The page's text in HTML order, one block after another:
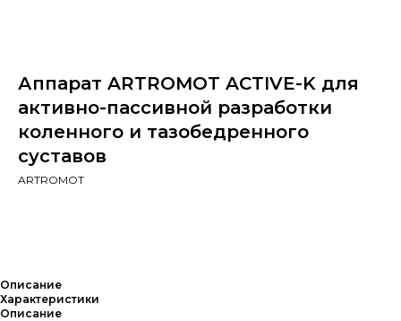
Аппарат ARTROMOT ACTIVE-K для
активно-пассивной разработки
коленного и тазобедренного
суставов
ARTROMOT
Описание
Характеристики
Описание